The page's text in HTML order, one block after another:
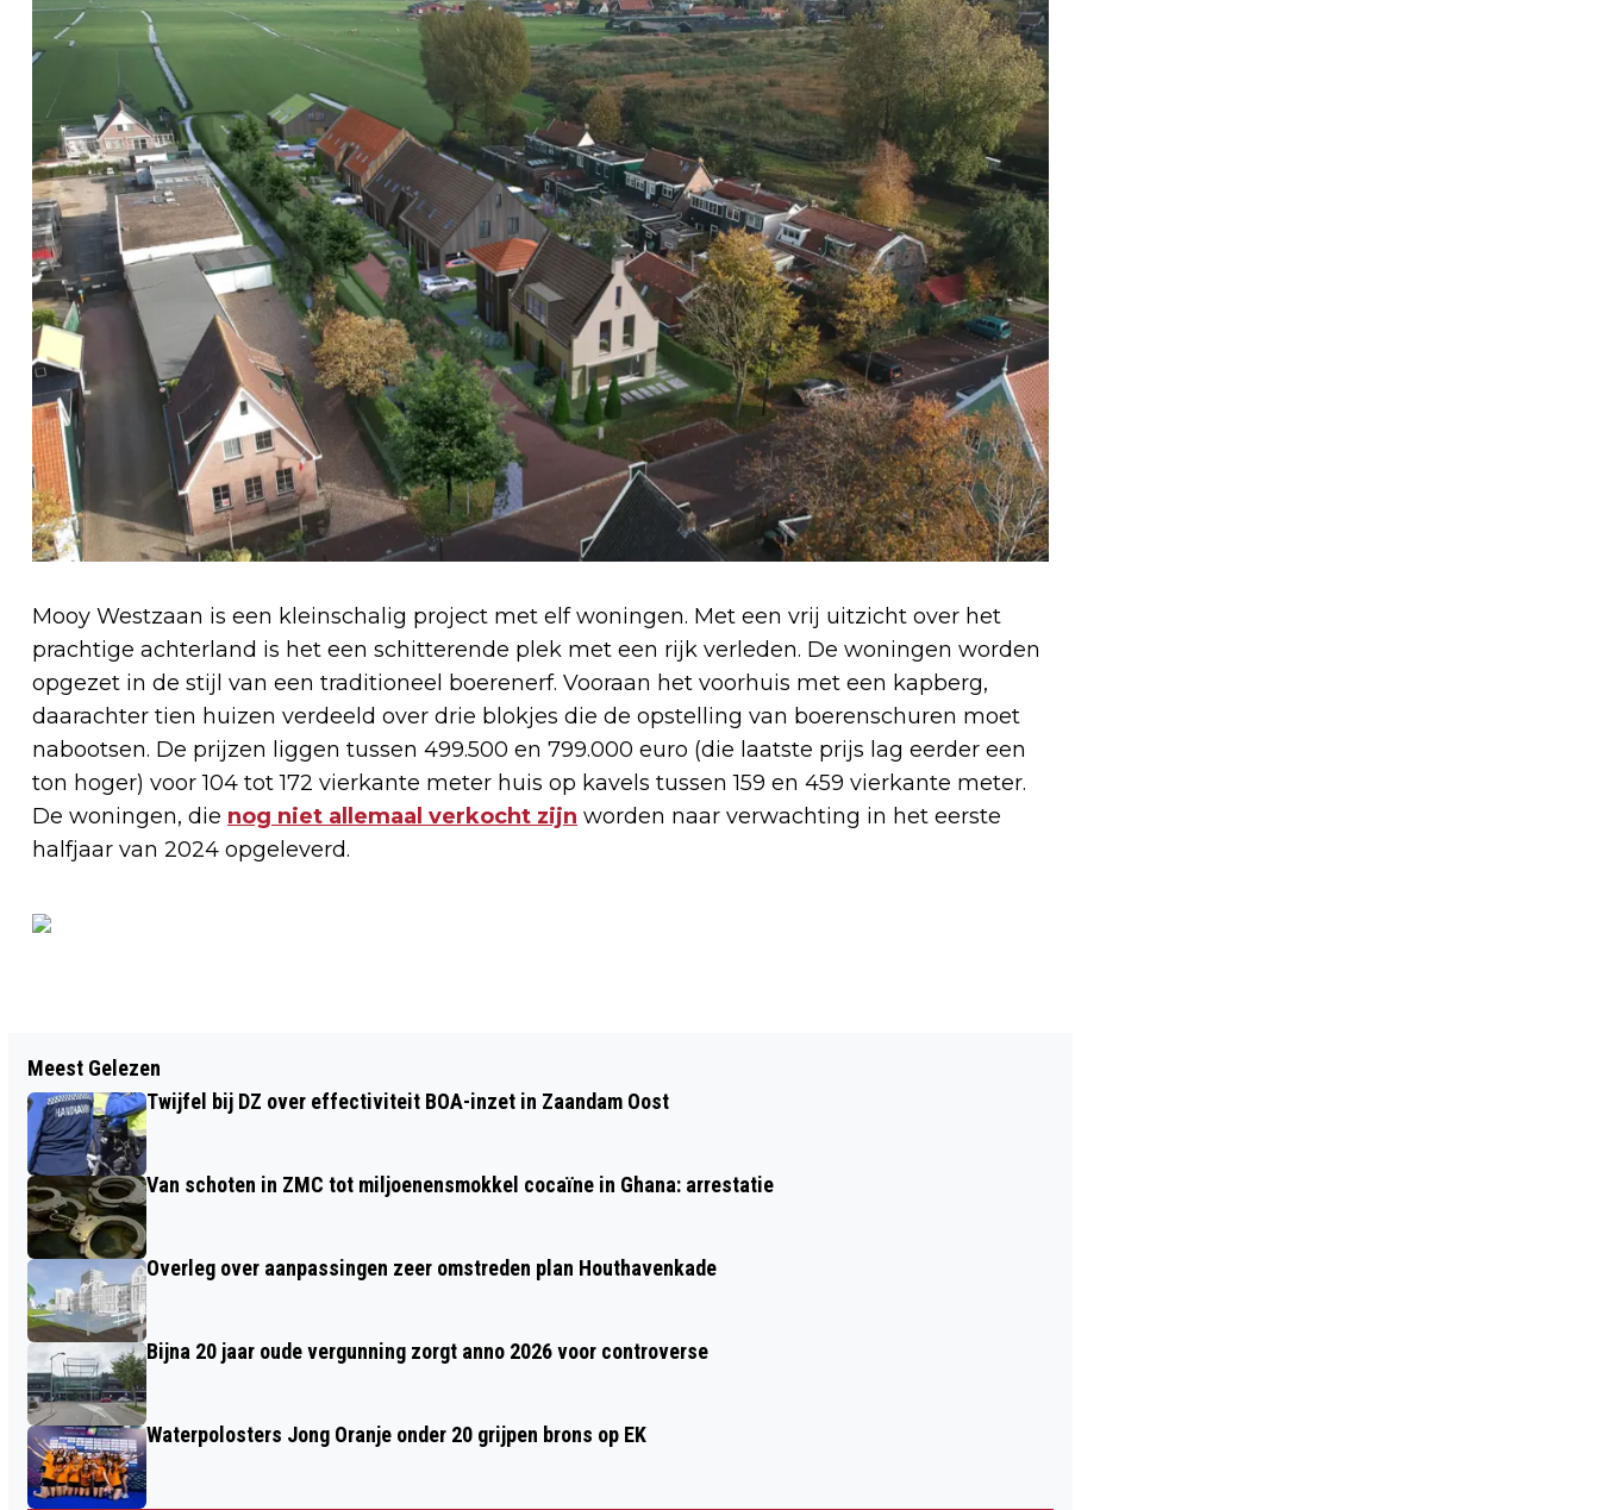
Mooy Westzaan is een kleinschalig project met elf woningen. Met een vrij uitzicht over het
prachtige achterland is het een schitterende plek met een rijk verleden. De woningen worden
opgezet in de stijl van een traditioneel boerenerf. Vooraan het voorhuis met een kapberg,
daarachter tien huizen verdeeld over drie blokjes die de opstelling van boerenschuren moet
nabootsen. De prijzen liggen tussen 499.500 en 799.000 euro (die laatste prijs lag eerder een
ton hoger) voor 104 tot 172 vierkante meter huis op kavels tussen 159 en 459 vierkante meter.
De woningen, die nog niet allemaal verkocht zijn worden naar verwachting in het eerste
halfjaar van 2024 opgeleverd.
NIEUW ASFALT VOOR PADLAAN EN
ROTONDE GUISWEG
ZAANDAM OM COLLEGA'S TE STEUNEN
Meest Gelezen
Twijfel bij DZ over effectiviteit BOA-inzet in Zaandam Oost
Van schoten in ZMC tot miljoenensmokkel cocaïne in Ghana: arrestatie
Overleg over aanpassingen zeer omstreden plan Houthavenkade
Bijna 20 jaar oude vergunning zorgt anno 2026 voor controverse
Waterpolosters Jong Oranje onder 20 grijpen brons op EK